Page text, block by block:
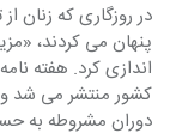
در روزگاری که زنان
پنهان می کردند،
کشور منتشر می شد و
دوران مشروطه به